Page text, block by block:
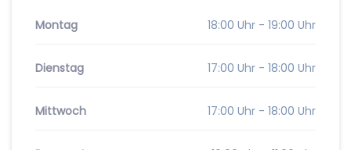
Montag 18:00 Uhr - 19:00 Uhr
Dienstag 17:00 Uhr - 18:00 Uhr
Mittwoch 17:00 Uhr - 18:00 Uhr